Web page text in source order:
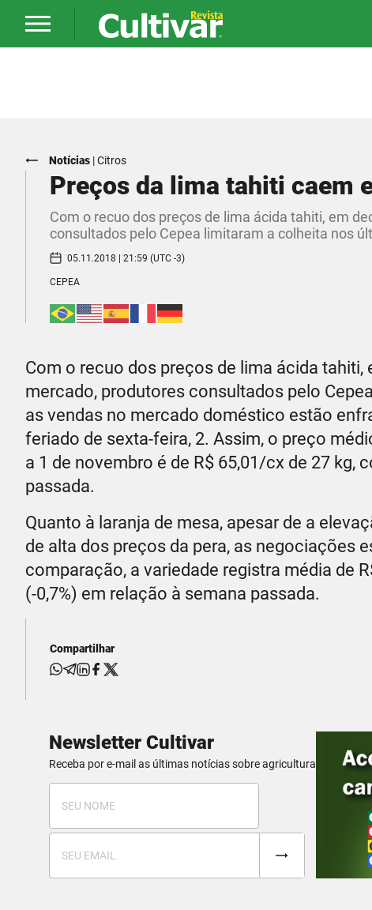
Notícias |Citros
Preços da lima tahiti caem
Com o recuo dos preços de lima ácida tahiti, em
consultados pelo Cepea limitaram a colheita nos
05.11.2018 | 21:59 (UTC -3)
CEPEA
Com o recuo dos preços de lima ácida
mercado, produtores consultados pelo
as vendas no mercado doméstico estão
feriado de sexta-feira, 2. Assim, o preço
a 1 de novembro é de R$ 65,01/cx de 27 kg,
passada.
Quanto à laranja de mesa, apesar de a
de alta dos preços da pera, as negociações
comparação, a variedade registra média de
(-0,7%) em relação à semana passada.
Compartilhar
Newsletter Cultivar
Receba por e-mail as últimas notícias sobre agricultura